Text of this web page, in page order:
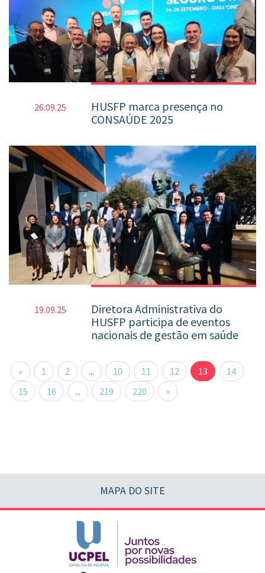
26.09.25
HUSFP marca presença no
CONSAÚDE 2025
19.09.25
Diretora Administrativa do
HUSFP participa de eventos
nacionais de gestão em saúde
« 1 2 ... 10 11 12 13
14
15
16 ... 219 220 »
MAPA DO SITE